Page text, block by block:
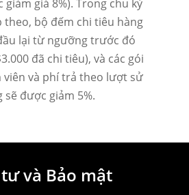
giảm giá 8%). Trong chu kỳ
theo, bộ đếm chi tiêu hàng
lại từ ngưỡng trước đó
đã chi tiêu), và các gói
viên và phí trả theo lượt sử
sẽ được giảm 5%.
và Bảo mật